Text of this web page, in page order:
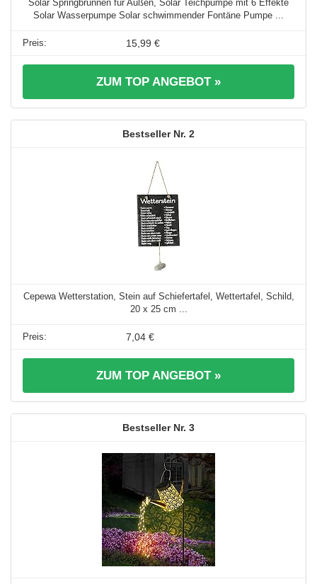
Solar Springbrunnen für Außen, Solar Teichpumpe mit 6 Effekte
Solar Wasserpumpe Solar schwimmender Fontäne Pumpe ...
15,99 €
ZUM TOP ANGEBOT »
2
Cepewa Wetterstation, Stein auf Schiefertafel, Wettertafel, Schild,
20 x 25 cm ...
7,04 €
ZUM TOP ANGEBOT »
3